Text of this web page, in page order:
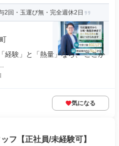
2回・玉運び無・完全週休2日
経験」と「熱量」なら、 ここか
気になる
フ【正社員/未経験可】